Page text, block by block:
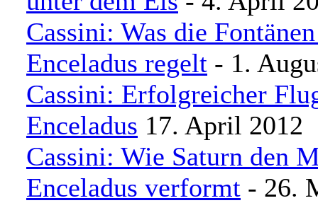
Cassini: Was die
Enceladus regelt - 1.
Cassini: Erfolgreicher
Enceladus 17. April 2012
Cassini: Wie Saturn den
Enceladus verformt - 26.